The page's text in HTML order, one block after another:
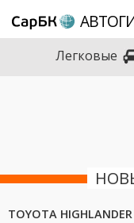
Легковые
TOYOTA HIGHLANDER